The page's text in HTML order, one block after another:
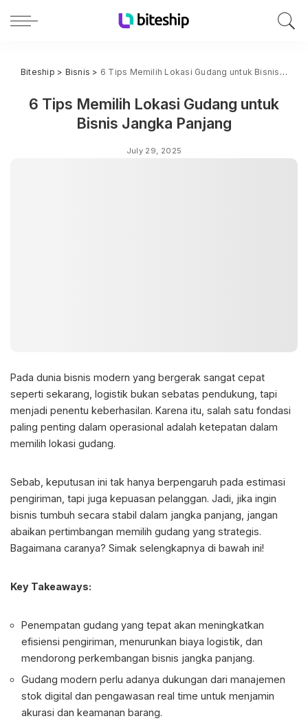
Biteship > Bisnis > 6 Tips Memilih Lokasi Gudang untuk Bisnis Jangka Panjang
6 Tips Memilih Lokasi Gudang untuk
Bisnis Jangka Panjang
July 29, 2025
Pada dunia bisnis modern yang bergerak sangat cepat
seperti sekarang, logistik bukan sebatas pendukung, tapi
menjadi penentu keberhasilan. Karena itu, salah satu fondasi
paling penting dalam operasional adalah ketepatan dalam
memilih lokasi gudang.
Sebab, keputusan ini tak hanya berpengaruh pada estimasi
pengiriman, tapi juga kepuasan pelanggan. Jadi, jika ingin
bisnis tumbuh secara stabil dalam jangka panjang, jangan
abaikan pertimbangan memilih gudang yang strategis.
Bagaimana caranya? Simak selengkapnya di bawah ini!
Key Takeaways:
Penempatan gudang yang tepat akan meningkatkan
efisiensi pengiriman, menurunkan biaya logistik, dan
mendorong perkembangan bisnis jangka panjang.
Gudang modern perlu adanya dukungan dari manajemen
stok digital dan pengawasan real time untuk menjamin
akurasi dan keamanan barang.